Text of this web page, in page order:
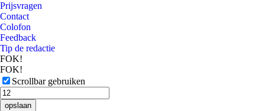
Prijsvragen
Contact
Colofon
Feedback
Tip de redactie
FOK!
FOK!
Scrollbar gebruiken
opslaan